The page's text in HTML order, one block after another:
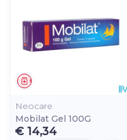
Geneesmiddel
Neocare
Mobilat Gel 100G
€ 14,34